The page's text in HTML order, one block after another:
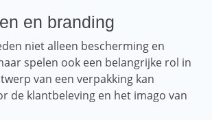
en branding
niet alleen bescherming en
spelen ook een belangrijke rol in
van een verpakking kan
de klantbeleving en het imago van